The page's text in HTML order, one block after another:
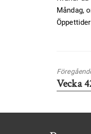
Måndag,
inlägg:
Vecka